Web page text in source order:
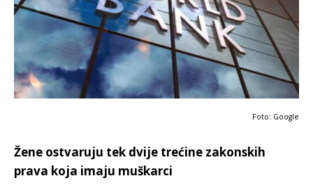
Foto: Google
Žene ostvaruju tek dvije trećine zakonskih
prava koja imaju muškarci